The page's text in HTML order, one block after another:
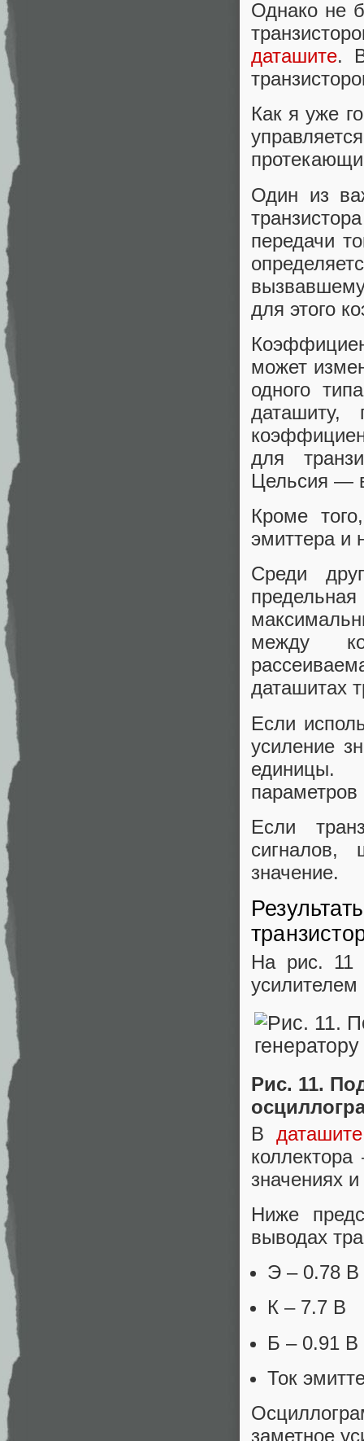
Однако не
даташите.
Как я уже
Один из
передачи
для этого
может
одного
даташиту,
для
Цельсия —
Кроме
эмиттера и
Среди
между
даташитах
Если
усиление
единицы.
параметров
Если
сигналов,
значение.
На рис. 11
усилителем
Рис. 11.
В
значениях
Ниже
выводах
Э – 0.78 В
К – 7.7 В
Б – 0.91 В
Ток
заметное